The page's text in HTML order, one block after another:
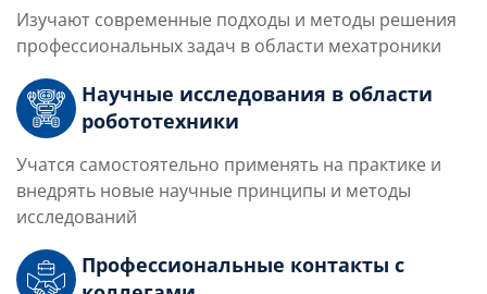
Изучают современные подходы и методы решения
профессиональных задач в области мехатроники
Научные исследования в области
робототехники
Учатся самостоятельно применять на практике и
внедрять новые научные принципы и методы
исследований
Профессиональные контакты с